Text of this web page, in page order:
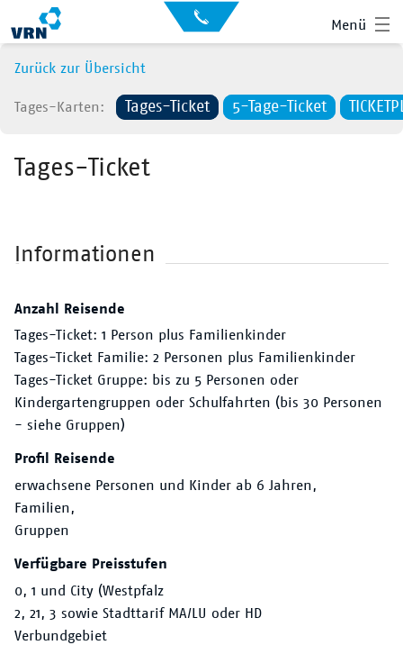
Menü
Auskunft
für
Kontakt
Leichte Sprache
Suche
Mobilität
Zurück zur Übersicht
Tages-Karten Tages-Ticket 5-Tage-Ticket
Tages-Ticket
Informationen
Anzahl Reisende
Tages-Ticket: 1 Person plus Familienkinder
Tages-Ticket Familie: 2 Personen plus Familienkinder
Tages-Ticket Gruppe: bis zu 5 Personen oder
Kindergartengruppen oder Schulfahrten (bis 30 Personen
- siehe Gruppen)
Profil Reisende
erwachsene Personen und Kinder ab 6 Jahren,
Familien,
Gruppen
Verfügbare Preisstufen
0, 1 und City (Westpfalz
2, 21, 3 sowie Stadttarif MA/LU oder HD
Verbundgebiet